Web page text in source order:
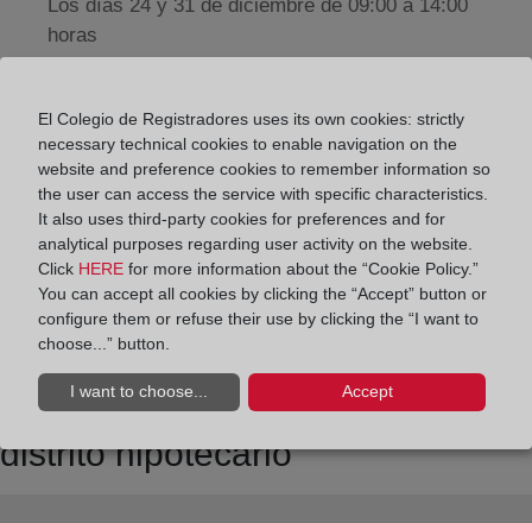
Los días 24 y 31 de diciembre de 09:00 a 14:00
horas
948 24 59 36
pamplona8@registrodelapropiedad.org
Datos del Registrador:
Maruxa Ordoñez Novoa
dpo@corpme.es
Otros municipios incluidos en el
distrito hipotecario
El Colegio de Registradores uses its own cookies: strictly
necessary technical cookies to enable navigation on the
website and preference cookies to remember information so
the user can access the service with specific characteristics.
It also uses third-party cookies for preferences and for
analytical purposes regarding user activity on the website.
Click HERE for more information about the “Cookie Policy.”
You can accept all cookies by clicking the “Accept” button or
configure them or refuse their use by clicking the “I want to
choose...” button.
I want to choose... Accept